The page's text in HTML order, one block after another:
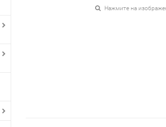
Нажмите на